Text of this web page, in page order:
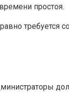
простоя.
требуется